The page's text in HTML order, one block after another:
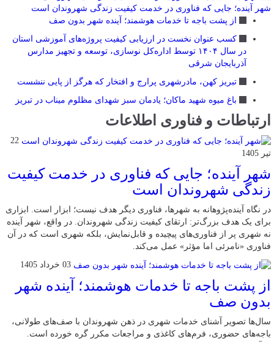
شهر آینده؛ جایی که فناوری در خدمت کیفیت زندگی شهروندان است
از پشت باجه تا خدمات هوشمند؛ آینده شهر بدون صف
کسب عنوان نخست در ارزیابی کیفیت پروژه‌های آموزشی استان
در سال ۱۴۰۴ توسط اداره‌کل نوسازی، توسعه و تجهیز مدارس
آذربایجان شرقی
تبریز کهن، مادرشهری پرارج و افتخار که هرگز از پایی ننشست
باغ میوه شهید ماکان؛ یادمان سبز شهدای مظلوم میناب در تبریز
ارتباطات و فناوری اطلاعات
22
تیر 1405
شهر آینده؛ جایی که فناوری در خدمت کیفیت
زندگی شهروندان است
در نگاه آینده‌پژوهانه به شهرها، فناوری دیگر هدف نیست؛ ابزار است. ابزاری
برای یک هدف بزرگ‌تر: ارتقای کیفیت زندگی شهروندان. در واقع، شهر آینده
نه شهری پر از فناوری‌های پیچیده و قابل‌نمایش، بلکه شهری است که در آن
فناوری «نامرئی اما مؤثر» عمل می‌کند.
03 خرداد 1405
از پشت باجه تا خدمات هوشمند؛ آینده شهر
بدون صف
سال‌ها تصویر آشنای خدمات شهری در ذهن شهروندان با صف‌های طولانی،
باجه‌های حضوری، فرم‌های کاغذی و مراجعات مکرر گره خورده است.